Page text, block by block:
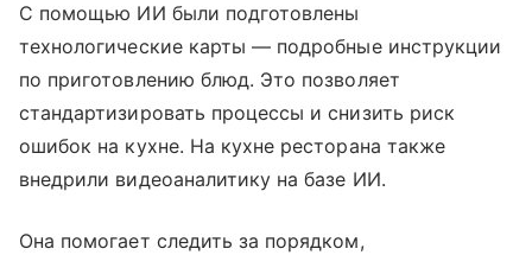
С помощью ИИ были подготовлены
технологические карты — подробные инструкции
по приготовлению блюд. Это позволяет
стандартизировать процессы и снизить риск
ошибок на кухне. На кухне ресторана также
внедрили видеоаналитику на базе ИИ.
Она помогает следить за порядком,